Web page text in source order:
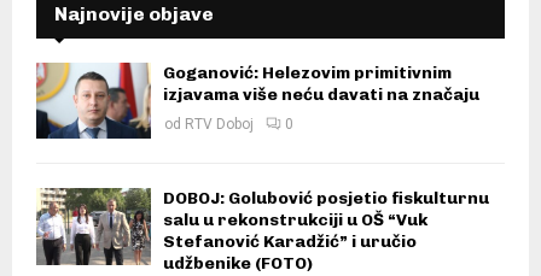
Najnovije objave
Goganović: Helezovim primitivnim
izjavama više neću davati na značaju
od RTV Doboj 0
DOBOJ: Golubović posjetio fiskulturnu
salu u rekonstrukciji u OŠ “Vuk
Stefanović Karadžić” i uručio
udžbenike (FOTO)